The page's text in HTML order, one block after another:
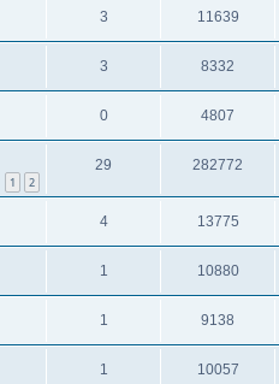
3 11639
3 8332
0 4807
1 2
29 282772
4 13775
1 10880
1 9138
1 10057